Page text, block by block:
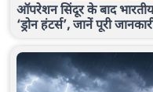
ऑपरेशन सिंदूर के बाद
‘ड्रोन हंटर्स’, जानें पूरी